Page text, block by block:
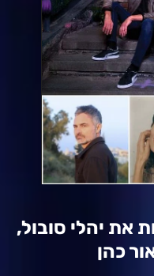
את יהלי סובול,
כהן